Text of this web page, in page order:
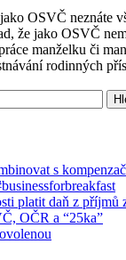
OSVČ neznáte
že jako OSVČ
manželku či
rodinných
s
platit daň z příjmů
OČR a “25ka”